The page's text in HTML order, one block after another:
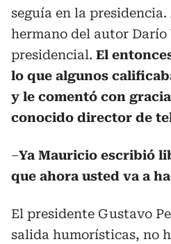
seguía en la presidencia.
hermano del autor Darío
presidencial. El
lo que algunos
y le comentó con
conocido director de
–Ya Mauricio escribió
que ahora usted va a
El presidente Gustavo
salida humorísticas, no